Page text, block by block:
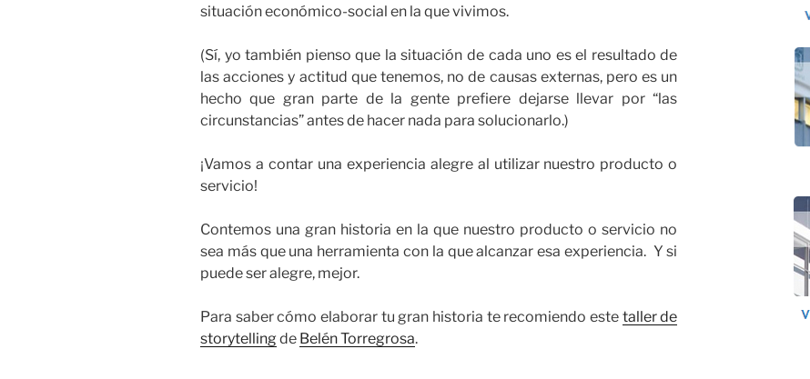
situación económico-social en la que vivimos.
(Sí, yo también pienso que la situación de cada uno es el resultado de
las acciones y actitud que tenemos, no de causas externas, pero es un
hecho que gran parte de la gente prefiere dejarse llevar por “las
circunstancias” antes de hacer nada para solucionarlo.)
¡Vamos a contar una experiencia alegre al utilizar nuestro producto o
servicio!
Contemos una gran historia en la que nuestro producto o servicio no
sea más que una herramienta con la que alcanzar esa experiencia. Y si
puede ser alegre, mejor.
Para saber cómo elaborar tu gran historia te recomiendo este taller de
storytellingde Belén Torregrosa.